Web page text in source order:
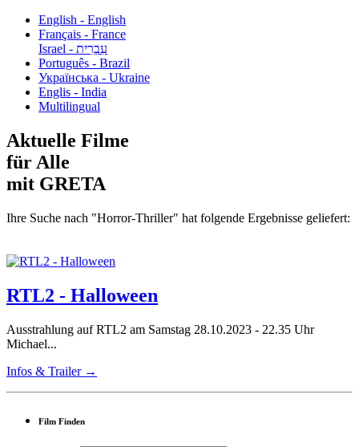
English - English
Français - France
עִבְרִית - Israel
Português - Brazil
Українська - Ukraine
Englis - India
Multilingual
Aktuelle Filme
für Alle
mit GRETA
Ihre Suche nach "Horror-Thriller" hat folgende Ergebnisse geliefert:
RTL2 - Halloween
Ausstrahlung auf RTL2 am Samstag 28.10.2023 - 22.35 Uhr
Michael...
Infos & Trailer →
Film Finden